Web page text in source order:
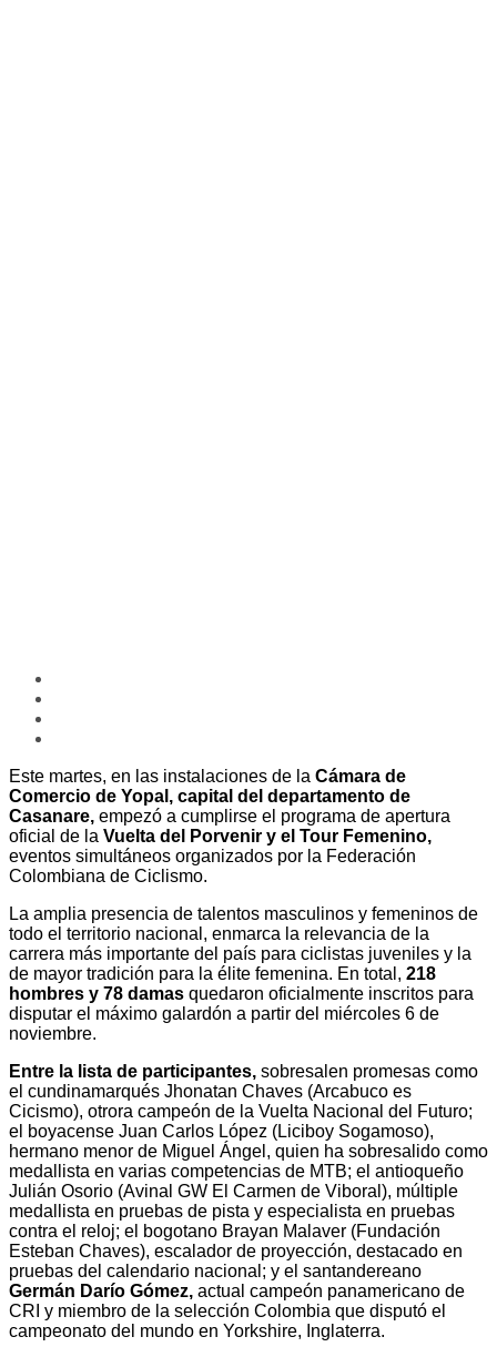
Este martes, en las instalaciones de la Cámara de
Comercio de Yopal, capital del departamento de
Casanare, empezó a cumplirse el programa de apertura
oficial de la Vuelta del Porvenir y el Tour Femenino,
eventos simultáneos organizados por la Federación
Colombiana de Ciclismo.
La amplia presencia de talentos masculinos y femeninos de
todo el territorio nacional, enmarca la relevancia de la
carrera más importante del país para ciclistas juveniles y la
de mayor tradición para la élite femenina. En total, 218
hombres y 78 damas quedaron oficialmente inscritos para
disputar el máximo galardón a partir del miércoles 6 de
noviembre.
Entre la lista de participantes, sobresalen promesas como
el cundinamarqués Jhonatan Chaves (Arcabuco es
Cicismo), otrora campeón de la Vuelta Nacional del Futuro;
el boyacense Juan Carlos López (Liciboy Sogamoso),
hermano menor de Miguel Ángel, quien ha sobresalido como
medallista en varias competencias de MTB; el antioqueño
Julián Osorio (Avinal GW El Carmen de Viboral), múltiple
medallista en pruebas de pista y especialista en pruebas
contra el reloj; el bogotano Brayan Malaver (Fundación
Esteban Chaves), escalador de proyección, destacado en
pruebas del calendario nacional; y el santandereano
Germán Darío Gómez, actual campeón panamericano de
CRI y miembro de la selección Colombia que disputó el
campeonato del mundo en Yorkshire, Inglaterra.